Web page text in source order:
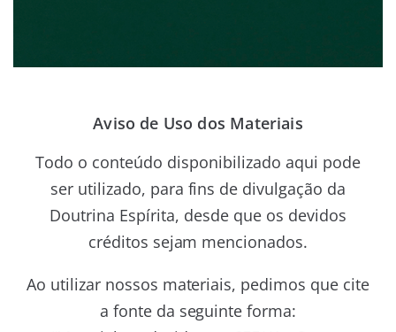
Aviso de Uso dos Materiais
Todo o conteúdo disponibilizado aqui pode
ser utilizado, para fins de divulgação da
Doutrina Espírita, desde que os devidos
créditos sejam mencionados.
Ao utilizar nossos materiais, pedimos que cite
a fonte da seguinte forma: